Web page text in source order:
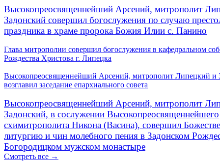
Высокопреосвященнейший Арсений, митрополит
Задонский совершил богослужения по случаю
праздника в храме пророка Божия Илии с. Панино
Глава митрополии совершил богослужения в кафедральном
Рождества Христова г. Липецка
Высокопреосвященнейший Арсений, митрополит Липецкий и
возглавил заседание епархиального совета
Высокопреосвященнейший Арсений, митрополит
Задонский, в сослужении Высокопреосвященнейшего
схимитрополита Никона (Васина), совершил
литургию и чин молебного пения в Задонском
Богородицком мужском монастыре
Смотреть все →